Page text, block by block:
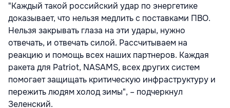
"Каждый такой российский удар по энергетике
доказывает, что нельзя медлить с поставками ПВО.
Нельзя закрывать глаза на эти удары, нужно
отвечать, и отвечать силой. Рассчитываем на
реакцию и помощь всех наших партнеров. Каждая
ракета для Patriot, NASAMS, всех других систем
помогает защищать критическую инфраструктуру и
пережить людям холод зимы", – подчеркнул
Зеленский.